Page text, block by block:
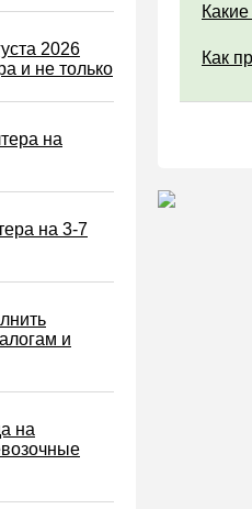
бизнес
налогов
2026
и не только
на
на 3-7
и
на
Как